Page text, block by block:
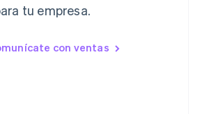
tu empresa.
con ventas